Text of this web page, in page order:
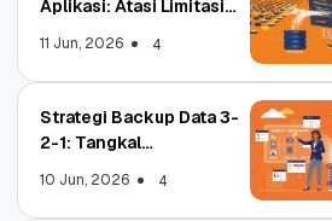
Aplikasi: Atasi Limitasi
11 Jun, 2026 4
Strategi Backup Data 3-
2-1: Tangkal
10 Jun, 2026 4